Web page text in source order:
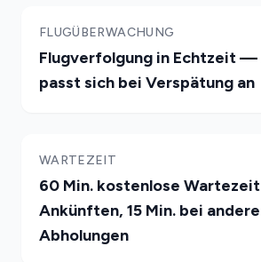
FLUGÜBERWACHUNG
Flugverfolgung in Echtzeit —
passt sich bei Verspätung an
WARTEZEIT
60 Min. kostenlose
Ankünften, 15 Min. bei
Abholungen